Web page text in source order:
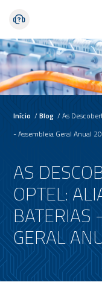
Início /Blog /As
- Assembleia Geral Anual
AS
OPTEL:
BATERIAS
GERAL